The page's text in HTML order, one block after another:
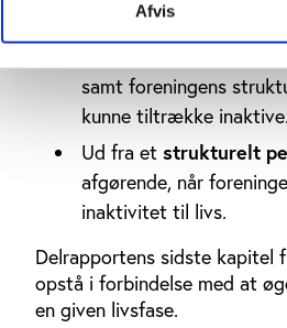
Afvis
motion.
samt foreningens
kunne tiltrække inaktive.
Ud fra et strukturelt
afgørende, når
inaktivitet til livs.
Delrapportens sidste kapitel
opstå i forbindelse med at
en given livsfase.